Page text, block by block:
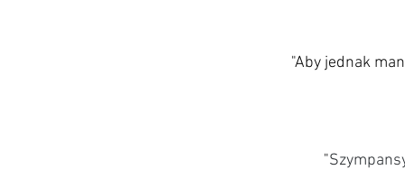
"Aby jednak
"